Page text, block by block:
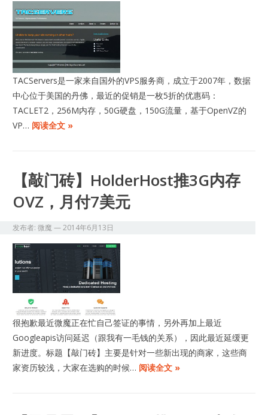
TACServers是一家来自国外的VPS服务商，成立于2007年，数据
中心位于美国的丹佛，最近的促销是一枚5折的优惠码：
TACLET2，256M内存，50G硬盘，150G流量，基于OpenVZ的
VP… 阅读全文 »
【敲门砖】HolderHost推3G内存
OVZ，月付7美元
发布者:微魔—2014年6月13日
很抱歉最近微魔正在忙自己签证的事情，另外再加上最近
Googleapis访问延迟（跟我有一毛钱的关系），因此最近延缓更
新进度。标题【敲门砖】主要是针对一些新出现的商家，这些商
家资历较浅，大家在选购的时候… 阅读全文 »